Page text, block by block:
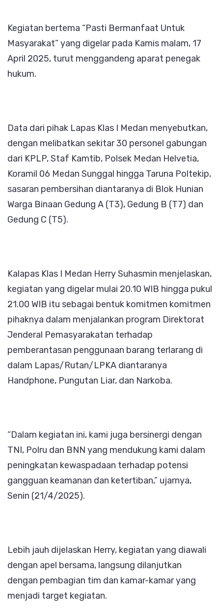
Kegiatan bertema “Pasti Bermanfaat Untuk
Masyarakat” yang digelar pada Kamis malam, 17
April 2025, turut menggandeng aparat penegak
hukum.
Data dari pihak Lapas Klas I Medan menyebutkan,
dengan melibatkan sekitar 30 personel gabungan
dari KPLP, Staf Kamtib, Polsek Medan Helvetia,
Koramil 06 Medan Sunggal hingga Taruna Poltekip,
sasaran pembersihan diantaranya di Blok Hunian
Warga Binaan Gedung A (T3), Gedung B (T7) dan
Gedung C (T5).
Kalapas Klas I Medan Herry Suhasmin menjelaskan,
kegiatan yang digelar mulai 20.10 WIB hingga pukul
21.00 WIB itu sebagai bentuk komitmen komitmen
pihaknya dalam menjalankan program Direktorat
Jenderal Pemasyarakatan terhadap
pemberantasan penggunaan barang terlarang di
dalam Lapas/Rutan/LPKA diantaranya
Handphone, Pungutan Liar, dan Narkoba.
“Dalam kegiatan ini, kami juga bersinergi dengan
TNI, Polru dan BNN yang mendukung kami dalam
peningkatan kewaspadaan terhadap potensi
gangguan keamanan dan ketertiban,” ujarnya,
Senin (21/4/2025).
Lebih jauh dijelaskan Herry, kegiatan yang diawali
dengan apel bersama, langsung dilanjutkan
dengan pembagian tim dan kamar-kamar yang
menjadi target kegiatan.